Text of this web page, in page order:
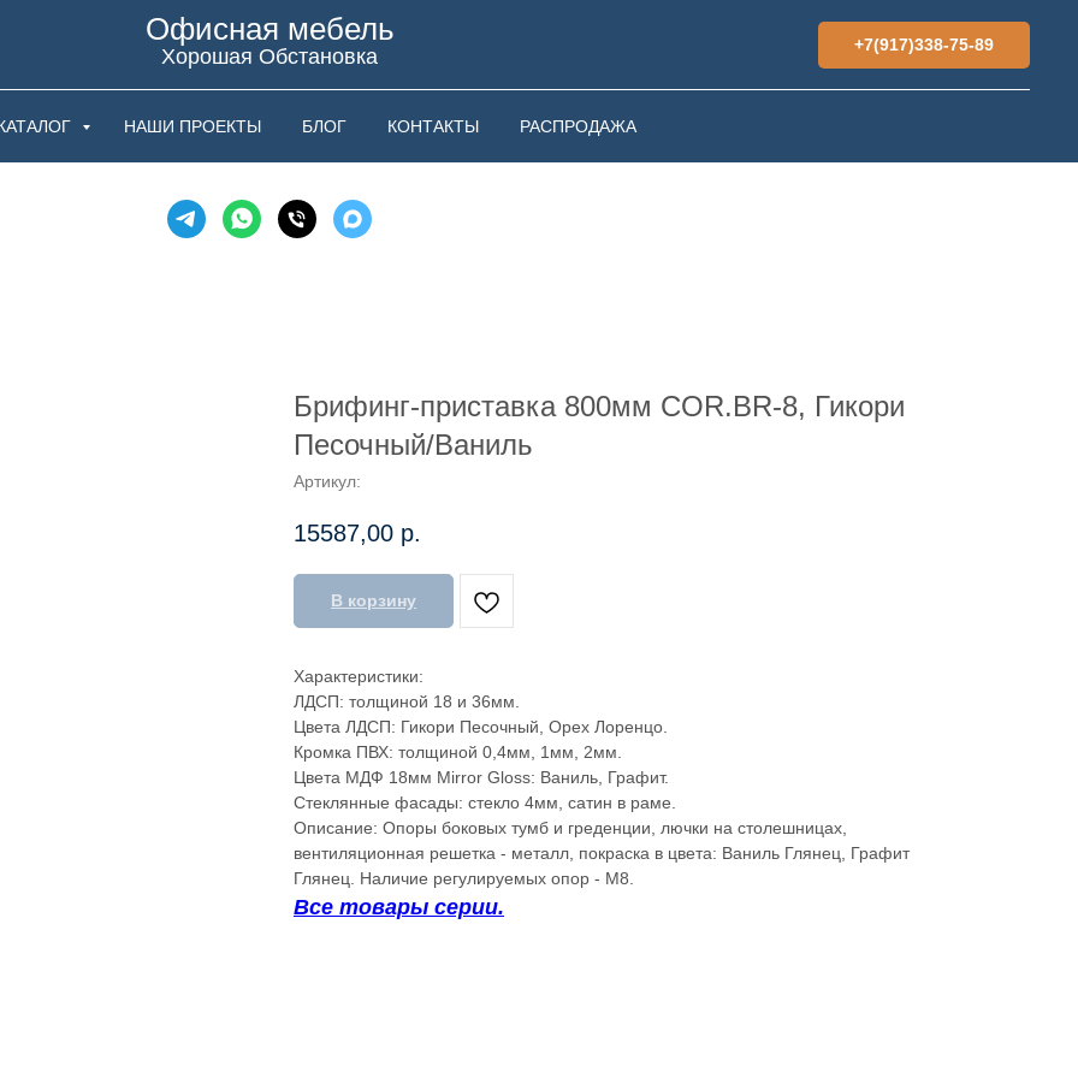
Офисная мебель
Хорошая Обстановка +7(917)338-75-89
НАШИ ПРОЕКТЫ БЛОГ КОНТАКТЫ РАСПРОДАЖА
Брифинг-приставка 800мм COR.BR-8, Гикори
Песочный/Ваниль
Артикул:
15587,00 р.
В корзину
Характеристики:
ЛДСП: толщиной 18 и 36мм.
Цвета ЛДСП: Гикори Песочный, Орех Лоренцо.
Кромка ПВХ: толщиной 0,4мм, 1мм, 2мм.
Цвета МДФ 18мм Mirror Gloss: Ваниль, Графит.
Стеклянные фасады: стекло 4мм, сатин в раме.
Описание: Опоры боковых тумб и греденции, лючки на столешницах,
вентиляционная решетка - металл, покраска в цвета: Ваниль Глянец, Графит
Глянец. Наличие регулируемых опор - М8.
Все товары серии.